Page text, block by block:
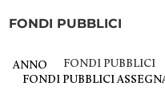
Ente non
FONDAZIONE
FONDI PUBBLICI
ANNO FONDI PUBBLICI
FONDI PUBBLICI